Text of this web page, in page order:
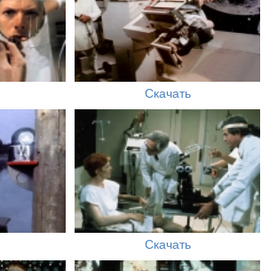
Скачать
Скачать